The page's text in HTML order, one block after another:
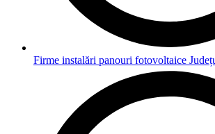
Firme instalări panouri fotovoltaice